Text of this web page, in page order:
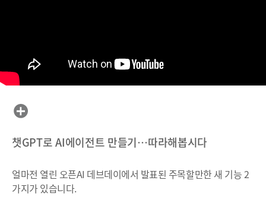
챗GPT로 AI에이전트 만들기…따라해봅시다
얼마전 열린 오픈AI 데브데이에서 발표된 주목할만한 새 기능 2
가지가 있습니다.